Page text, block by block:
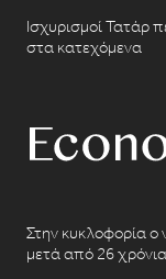
Ισχυρισμοί Τατάρ
στα κατεχόμενα
Στην κυκλοφορία ο
μετά από 26 χρόνια